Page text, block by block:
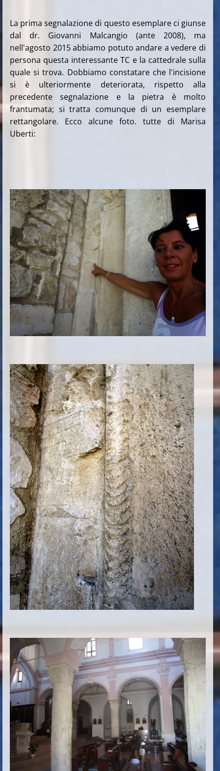
La prima segnalazione di questo esemplare ci giunse
dal dr. Giovanni Malcangio (ante 2008), ma
nell'agosto 2015 abbiamo potuto andare a vedere di
persona questa interessante TC e la cattedrale sulla
quale si trova. Dobbiamo constatare che l'incisione
si è ulteriormente deteriorata, rispetto alla
precedente segnalazione e la pietra è molto
frantumata; si tratta comunque di un esemplare
rettangolare. Ecco alcune foto. tutte di Marisa
Uberti: